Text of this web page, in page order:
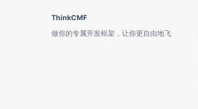
ThinkCMF
做你的专属开发框架，让你更自由地飞